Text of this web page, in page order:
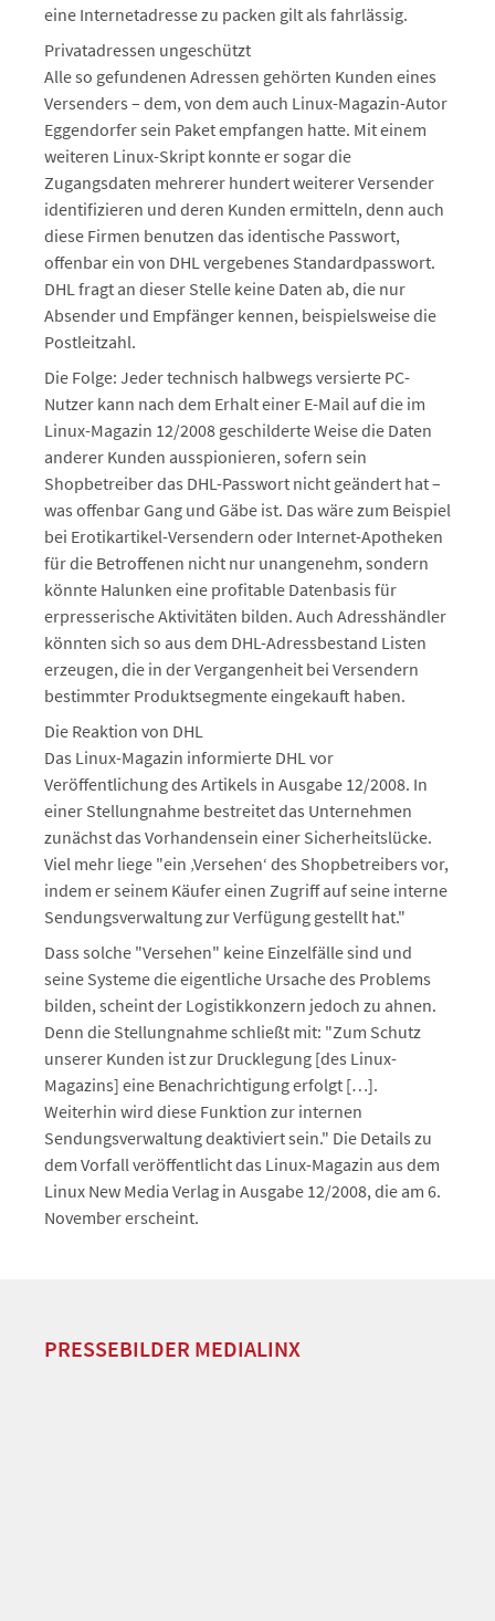
eine Internetadresse zu packen gilt als fahrlässig.
Privatadressen ungeschützt
Alle so gefundenen Adressen gehörten Kunden eines
Versenders – dem, von dem auch Linux-Magazin-Autor
Eggendorfer sein Paket empfangen hatte. Mit einem
weiteren Linux-Skript konnte er sogar die
Zugangsdaten mehrerer hundert weiterer Versender
identifizieren und deren Kunden ermitteln, denn auch
diese Firmen benutzen das identische Passwort,
offenbar ein von DHL vergebenes Standardpasswort.
DHL fragt an dieser Stelle keine Daten ab, die nur
Absender und Empfänger kennen, beispielsweise die
Postleitzahl.
Die Folge: Jeder technisch halbwegs versierte PC-
Nutzer kann nach dem Erhalt einer E-Mail auf die im
Linux-Magazin 12/2008 geschilderte Weise die Daten
anderer Kunden ausspionieren, sofern sein
Shopbetreiber das DHL-Passwort nicht geändert hat –
was offenbar Gang und Gäbe ist. Das wäre zum Beispiel
bei Erotikartikel-Versendern oder Internet-Apotheken
für die Betroffenen nicht nur unangenehm, sondern
könnte Halunken eine profitable Datenbasis für
erpresserische Aktivitäten bilden. Auch Adresshändler
könnten sich so aus dem DHL-Adressbestand Listen
erzeugen, die in der Vergangenheit bei Versendern
bestimmter Produktsegmente eingekauft haben.
Die Reaktion von DHL
Das Linux-Magazin informierte DHL vor
Veröffentlichung des Artikels in Ausgabe 12/2008. In
einer Stellungnahme bestreitet das Unternehmen
zunächst das Vorhandensein einer Sicherheitslücke.
Viel mehr liege "ein ‚Versehen‘ des Shopbetreibers vor,
indem er seinem Käufer einen Zugriff auf seine interne
Sendungsverwaltung zur Verfügung gestellt hat."
Dass solche "Versehen" keine Einzelfälle sind und
seine Systeme die eigentliche Ursache des Problems
bilden, scheint der Logistikkonzern jedoch zu ahnen.
Denn die Stellungnahme schließt mit: "Zum Schutz
unserer Kunden ist zur Drucklegung [des Linux-
Magazins] eine Benachrichtigung erfolgt […].
Weiterhin wird diese Funktion zur internen
Sendungsverwaltung deaktiviert sein." Die Details zu
dem Vorfall veröffentlicht das Linux-Magazin aus dem
Linux New Media Verlag in Ausgabe 12/2008, die am 6.
November erscheint.
PRESSEBILDER MEDIALINX